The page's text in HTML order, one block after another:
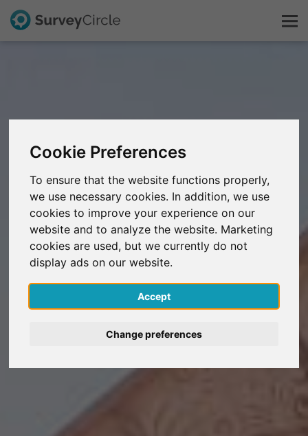
Cookie Preferences
To ensure that the website functions properly,
we use necessary cookies. In addition, we use
cookies to improve your experience on our
website and to analyze the website. Marketing
cookies are used, but we currently do not
display ads on our website.
Accept
Change preferences
Explorar la investigación
FAQ
Regístrate gratis
Iniciar sesión
English
Deutsch
Nederlands